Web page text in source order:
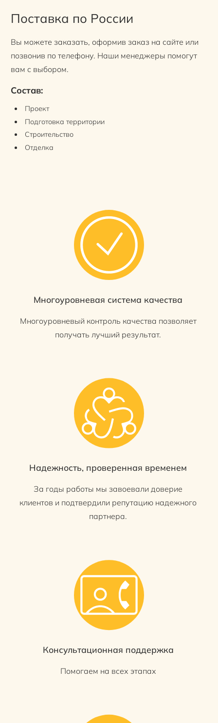
Поставка по России
Вы можете заказать, оформив заказ на сайте или
позвонив по телефону. Наши менеджеры помогут
вам с выбором.
Состав:
Проект
Подготовка территории
Строительство
Отделка
Многоуровневая система качества
Многоуровневый контроль качества позволяет
получать лучший результат.
Надежность, проверенная временем
За годы работы мы завоевали доверие
клиентов и подтвердили репутацию надежного
партнера.
Консультационная поддержка
Помогаем на всех этапах